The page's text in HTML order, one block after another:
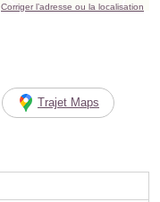
Corriger l’adresse ou la localisation
Trajet Maps